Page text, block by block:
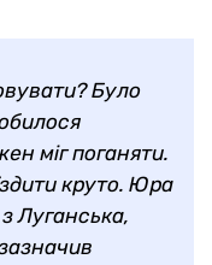
Було
міг поганяти.
круто. Юра
Луганська,